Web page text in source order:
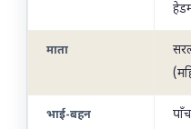
माता
भाई-बहन